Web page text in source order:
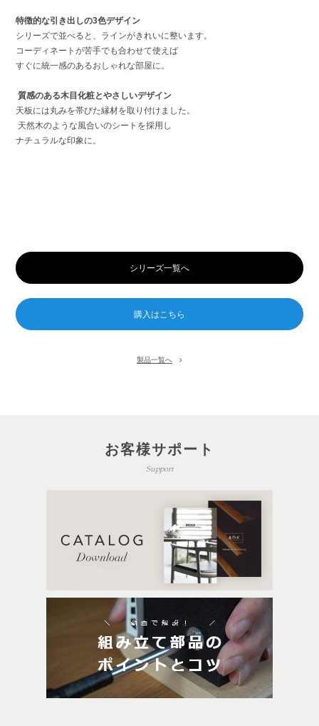
特徴的な引き出しの3色デザイン
シリーズで並べると、ラインがきれいに整います。
コーディネートが苦手でも合わせて使えば
すぐに統一感のあるおしゃれな部屋に。
質感のある木目化粧とやさしいデザイン
天板には丸みを帯びた縁材を取り付けました。
天然木のような風合いのシートを採用し
ナチュラルな印象に。
シリーズ一覧へ
製品一覧へ
お客様サポート
Support